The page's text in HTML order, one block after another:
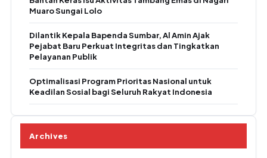
Muaro Sungai Lolo
Dilantik Kepala Bapenda Sumbar, Al Amin Ajak
Pejabat Baru Perkuat Integritas dan Tingkatkan
Pelayanan Publik
Optimalisasi Program Prioritas Nasional untuk
Keadilan Sosial bagi Seluruh Rakyat Indonesia
Archives